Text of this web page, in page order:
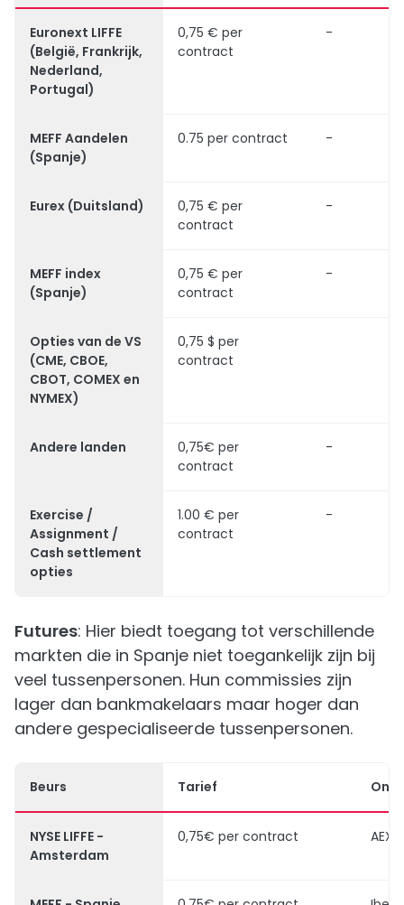
Euronext LIFFE
(België, Frankrijk,
Nederland,
Portugal)
0,75 € per
contract
-
MEFF Aandelen
(Spanje)
0.75 per contract -
Eurex (Duitsland)
0,75 € per
contract
-
MEFF index
(Spanje)
0,75 € per
contract
-
Opties van de VS
(CME, CBOE,
CBOT, COMEX en
NYMEX)
0,75 $ per
contract
Andere landen
0,75€ per
contract
-
Exercise /
Assignment /
Cash settlement
opties
1.00 € per
contract
-
Futures: Hier biedt toegang tot verschillende
markten die in Spanje niet toegankelijk zijn bij
veel tussenpersonen. Hun commissies zijn
lager dan bankmakelaars maar hoger dan
andere gespecialiseerde tussenpersonen.
Beurs Tarief
NYSE LIFFE -
Amsterdam
0,75€ per contract AEX